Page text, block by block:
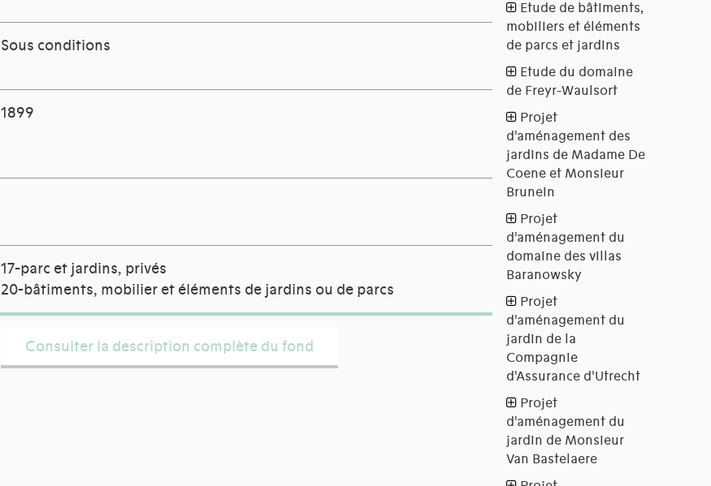
Sous conditions
1899
17-parc et jardins, privés
20-bâtiments, mobilier et éléments de jardins ou de parcs
Consulter la description complète du fond